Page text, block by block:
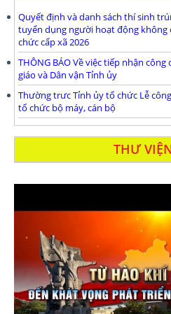
Quyết định và danh sách thí sinh
tuyển dụng người hoạt động không
chức cấp xã 2026
THÔNG BÁO Về việc tiếp nhận
giáo và Dân vận Tỉnh ủy
Thường trưc Tỉnh ủy tổ chức Lễ
tổ chức bộ máy, cán bộ
THƯ